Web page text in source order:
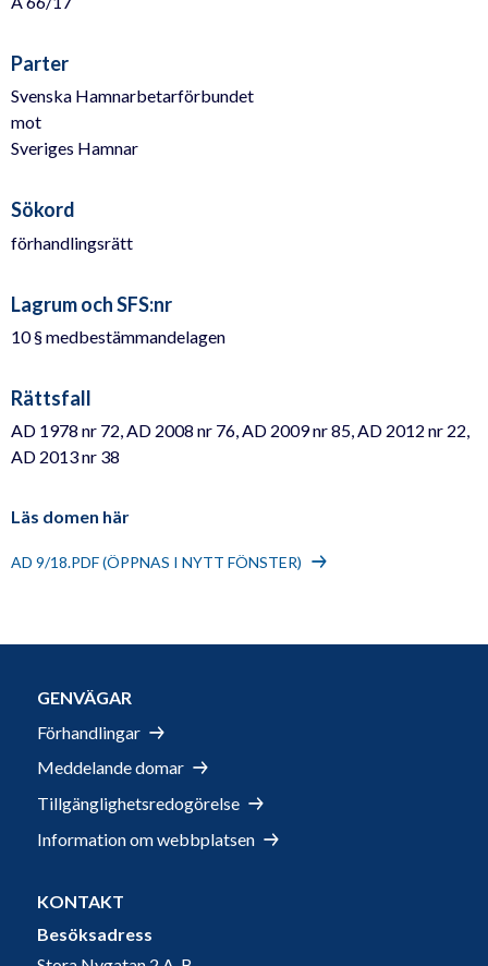
Parter
Svenska Hamnarbetarförbundet
mot
Sveriges Hamnar
Sökord
förhandlingsrätt
Lagrum och SFS:nr
10 § medbestämmandelagen
Rättsfall
AD 1978 nr 72, AD 2008 nr 76, AD 2009 nr 85, AD 2012 nr 22,
AD 2013 nr 38
Läs domen här
AD 9/18.PDF (ÖPPNAS I NYTT FÖNSTER)
GENVÄGAR
Förhandlingar
Meddelande domar
Tillgänglighetsredogörelse
Information om webbplatsen
KONTAKT
Besöksadress